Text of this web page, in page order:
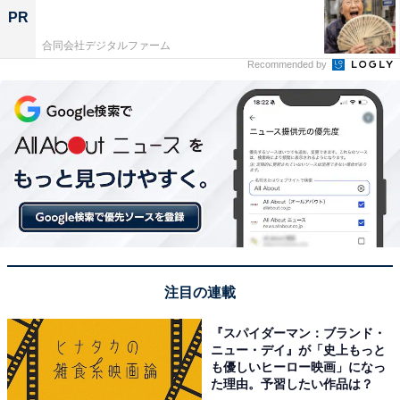
PR
合同会社デジタルファーム
Recommended by
注目の連載
『スパイダーマン：ブランド・
ニュー・デイ』が「史上もっと
も優しいヒーロー映画」になっ
た理由。予習したい作品は？